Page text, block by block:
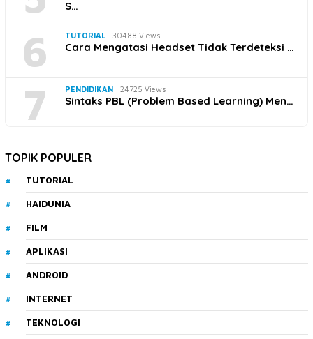
S…
6 TUTORIAL 30488 Views
Cara Mengatasi Headset Tidak Terdeteksi …
7 PENDIDIKAN 24725 Views
Sintaks PBL (Problem Based Learning) Men…
TOPIK POPULER
TUTORIAL
HAIDUNIA
FILM
APLIKASI
ANDROID
INTERNET
TEKNOLOGI